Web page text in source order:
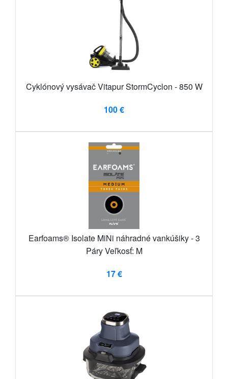
Cyklónový vysávač Vitapur StormCyclon - 850 W
100 €
Earfoams® Isolate MiNi náhradné vankúšiky - 3
Páry Veľkosť: M
17 €